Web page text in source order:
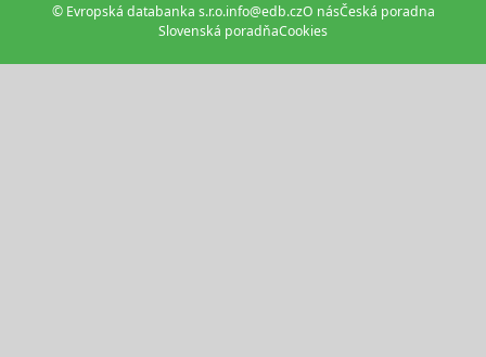
© Evropská databanka s.r.o.info@edb.czO násČeská poradna
Slovenská poradňaCookies